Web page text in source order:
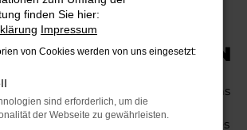
MIT DEM VW
GEBRAUCHTWAGEN
liegen im Trend und das
einfachen Grund. Ob für
Hannover oder längere Strecken: es
finden Sie hier:
Impressum
von Cookies werden von uns eingesetzt:
sind erforderlich, um die
der Webseite zu gewährleisten.